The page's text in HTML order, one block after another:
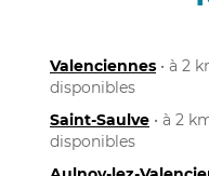
Valenciennes • à 2
disponibles
Saint-Saulve • à 2
disponibles